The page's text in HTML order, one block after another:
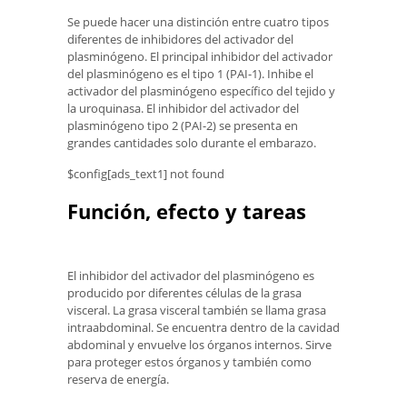
Se puede hacer una distinción entre cuatro tipos
diferentes de inhibidores del activador del
plasminógeno. El principal inhibidor del activador
del plasminógeno es el tipo 1 (PAI-1). Inhibe el
activador del plasminógeno específico del tejido y
la uroquinasa. El inhibidor del activador del
plasminógeno tipo 2 (PAI-2) se presenta en
grandes cantidades solo durante el embarazo.
$config[ads_text1] not found
Función, efecto y tareas
El inhibidor del activador del plasminógeno es
producido por diferentes células de la grasa
visceral. La grasa visceral también se llama grasa
intraabdominal. Se encuentra dentro de la cavidad
abdominal y envuelve los órganos internos. Sirve
para proteger estos órganos y también como
reserva de energía.